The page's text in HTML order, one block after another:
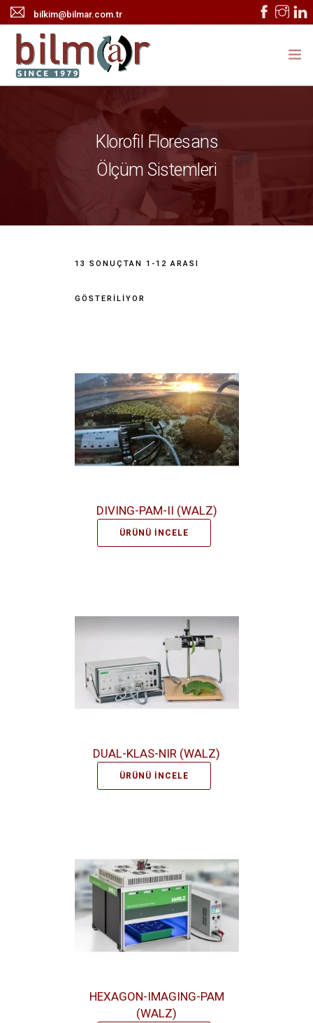
bilkim@bilmar.com.tr
TEKNİK SERVİS
İLETİŞİM
Klorofil Floresans
Ölçüm Sistemleri
13 SONUÇTAN 1-12 ARASI
GÖSTERILIYOR
DIVING-PAM-II (WALZ)
ÜRÜNÜ İNCELE
DUAL-KLAS-NIR (WALZ)
ÜRÜNÜ İNCELE
HEXAGON-IMAGING-PAM
(WALZ)